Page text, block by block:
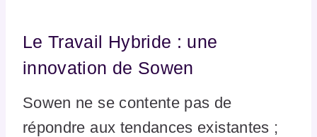
Le Travail Hybride : une
innovation de Sowen
Sowen ne se contente pas de
répondre aux tendances existantes ;